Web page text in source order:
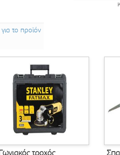
το προϊόν